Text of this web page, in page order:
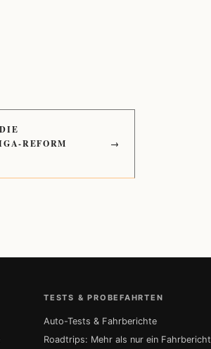
REFORM
→
TESTS & PROBEFAHRTEN
Auto-Tests & Fahrberichte
Roadtrips: Mehr als nur ein Fahrbericht